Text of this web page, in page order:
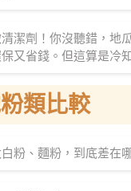
潔劑！你沒聽錯，
又省錢。但這算是冷
類比較
粉、麵粉，到底差在